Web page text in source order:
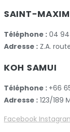
SAINT-
Téléphone : 04
Adresse : Z.A.
KOH SAMUI
Téléphone : +66
Adresse : 123/189
Facebook